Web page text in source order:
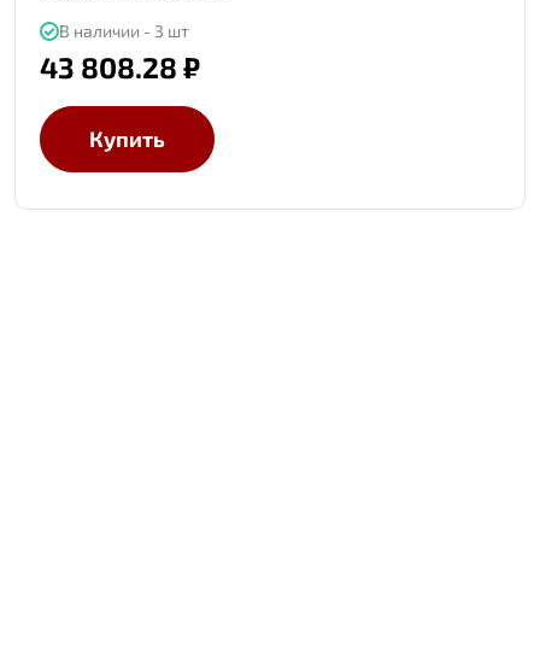
В наличии - 3 шт
43 808.28 ₽
Купить